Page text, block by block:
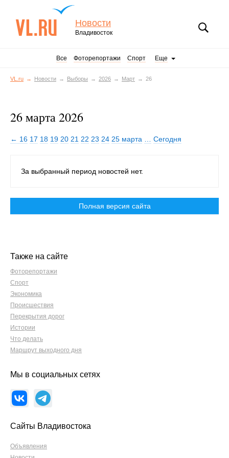
Новости
Владивосток
Все Фоторепортажи Спорт Еще
VL.ru Новости Выборы 2026 Март 26
26 марта 2026
← 16 17 18 19 20 21 22 23 24 25 марта Сегодня
За выбранный период новостей нет.
Полная версия сайта
Также на сайте
Фоторепортажи
Спорт
Экономика
Происшествия
Перекрытия дорог
Истории
Что делать
Маршрут выходного дня
Мы в социальных сетях
Сайты Владивостока
Объявления